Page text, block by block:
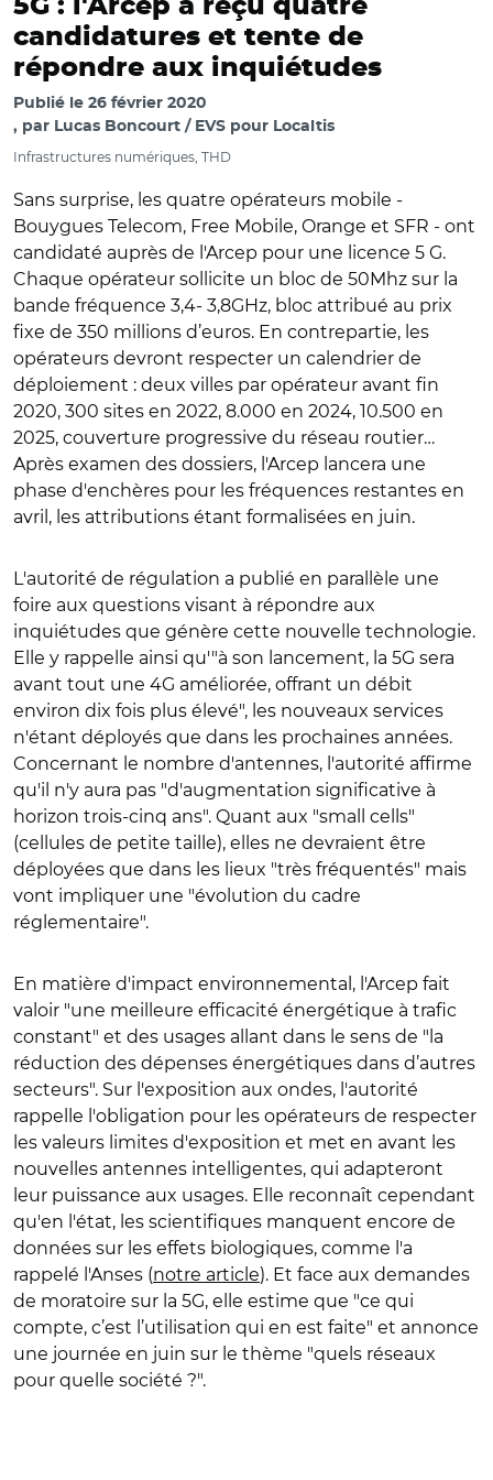
5G : l'Arcep a reçu quatre
candidatures et tente de
répondre aux inquiétudes
Publié le 26 février 2020
par Lucas Boncourt / EVS pour Localtis
Infrastructures numériques, THD
Sans surprise, les quatre opérateurs mobile -
Bouygues Telecom, Free Mobile, Orange et SFR - ont
candidaté auprès de l'Arcep pour une licence 5 G.
Chaque opérateur sollicite un bloc de 50Mhz sur la
bande fréquence 3,4- 3,8GHz, bloc attribué au prix
fixe de 350 millions d’euros. En contrepartie, les
opérateurs devront respecter un calendrier de
déploiement : deux villes par opérateur avant fin
2020, 300 sites en 2022, 8.000 en 2024, 10.500 en
2025, couverture progressive du réseau routier…
Après examen des dossiers, l'Arcep lancera une
phase d'enchères pour les fréquences restantes en
avril, les attributions étant formalisées en juin.
L'autorité de régulation a publié en parallèle une
foire aux questions visant à répondre aux
inquiétudes que génère cette nouvelle technologie.
Elle y rappelle ainsi qu'"à son lancement, la 5G sera
avant tout une 4G améliorée, offrant un débit
environ dix fois plus élevé", les nouveaux services
n'étant déployés que dans les prochaines années.
Concernant le nombre d'antennes, l'autorité affirme
qu'il n'y aura pas "d'augmentation significative à
horizon trois-cinq ans". Quant aux "small cells"
(cellules de petite taille), elles ne devraient être
déployées que dans les lieux "très fréquentés" mais
vont impliquer une "évolution du cadre
réglementaire".
En matière d'impact environnemental, l'Arcep fait
valoir "une meilleure efficacité énergétique à trafic
constant" et des usages allant dans le sens de "la
réduction des dépenses énergétiques dans d’autres
secteurs". Sur l'exposition aux ondes, l'autorité
rappelle l'obligation pour les opérateurs de respecter
les valeurs limites d'exposition et met en avant les
nouvelles antennes intelligentes, qui adapteront
leur puissance aux usages. Elle reconnaît cependant
qu'en l'état, les scientifiques manquent encore de
données sur les effets biologiques, comme l'a
rappelé l'Anses (notre article). Et face aux demandes
de moratoire sur la 5G, elle estime que "ce qui
compte, c’est l’utilisation qui en est faite" et annonce
une journée en juin sur le thème "quels réseaux
pour quelle société ?".